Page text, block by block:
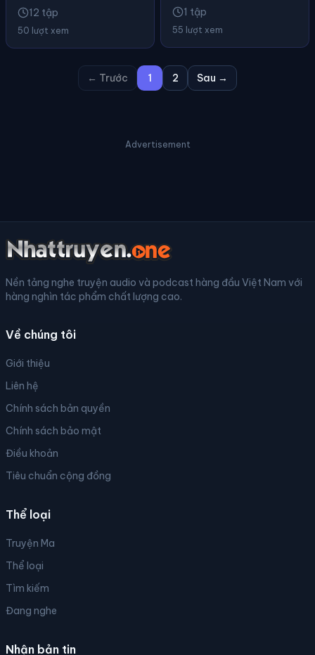
12 tập
50 lượt xem
1 tập
55 lượt xem
← Trước 1 2 Sau →
Advertisement
Nền tảng nghe truyện audio và podcast hàng đầu Việt Nam với
hàng nghìn tác phẩm chất lượng cao.
Về chúng tôi
Giới thiệu
Liên hệ
Chính sách bản quyền
Chính sách bảo mật
Điều khoản
Tiêu chuẩn cộng đồng
Thể loại
Truyện Ma
Thể loại
Tìm kiếm
Đang nghe
Nhận bản tin